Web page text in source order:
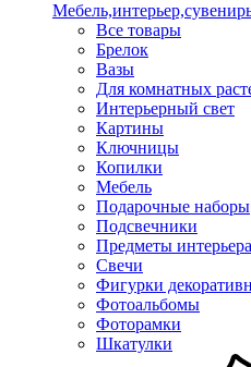
Все товары
Брелок
Вазы
Для комнатных
Интерьерный свет
Картины
Ключницы
Копилки
Мебель
Подарочные наборы
Подсвечники
Предметы интерьера
Свечи
Фигурки
Фотоальбомы
Фоторамки
Шкатулки